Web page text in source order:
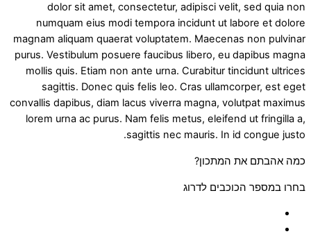
dolor sit amet, consectetur, adipisci velit, sed quia non
numquam eius modi tempora incidunt ut labore et dolore
magnam aliquam quaerat voluptatem. Maecenas non pulvinar
purus. Vestibulum posuere faucibus libero, eu dapibus magna
mollis quis. Etiam non ante urna. Curabitur tincidunt ultrices
sagittis. Donec quis felis leo. Cras ullamcorper, est eget
convallis dapibus, diam lacus viverra magna, volutpat maximus
lorem urna ac purus. Nam felis metus, eleifend ut fringilla a,
sagittis nec mauris. In id congue justo.
כמה אהבתם את המתכון?
בחרו במספר הכוכבים לדרוג